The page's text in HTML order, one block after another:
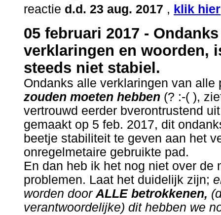
reactie d.d. 23 aug. 2017 , klik hier
05 februari 2017 -
verklaringen en woorden,
steeds niet stabiel.
Ondanks alle verklaringen van
zouden moeten hebben (? :-( ),
vertrouwd eerder bverontrustend
gemaakt op 5 feb. 2017, dit
beetje stabiliteit te geven aan het
onregelmetaire gebruikte pad.
En dan heb ik het nog niet over de
problemen. Laat het duidelijk zijn;
worden door ALLE betrokkenen,
verantwoordelijke) dit hebben we